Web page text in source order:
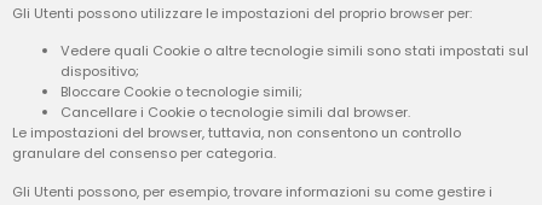
Gli Utenti possono utilizzare le impostazioni del proprio browser per:
Vedere quali Cookie o altre tecnologie simili sono stati impostati sul
dispositivo;
Bloccare Cookie o tecnologie simili;
Cancellare i Cookie o tecnologie simili dal browser.
Le impostazioni del browser, tuttavia, non consentono un controllo
granulare del consenso per categoria.
Gli Utenti possono, per esempio, trovare informazioni su come gestire i